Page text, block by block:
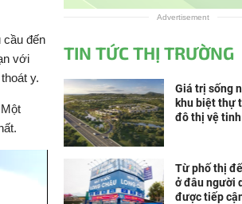
cầu đến
với
y.
Advertisement
TIN TỨC THỊ TRƯỜNG
Giá trị sống
khu biệt thự
đô thị vệ
Từ phố thị
ở đâu người
được tiếp